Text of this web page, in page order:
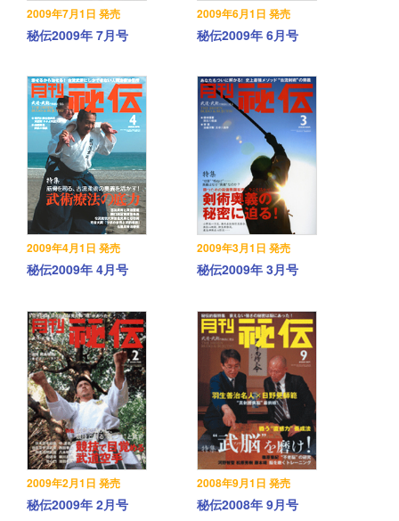
2009年7月1日 発売
秘伝2009年 7月号
2009年6月1日 発売
秘伝2009年 6月号
2009年4月1日 発売
秘伝2009年 4月号
2009年3月1日 発売
秘伝2009年 3月号
2009年2月1日 発売
秘伝2009年 2月号
2008年9月1日 発売
秘伝2008年 9月号